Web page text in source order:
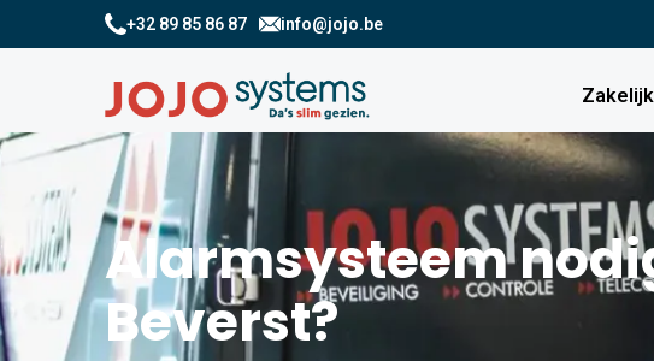
+32 89 85 86 87 info@jojo.be
Zakelijk
Alarmsysteem
Beverst?